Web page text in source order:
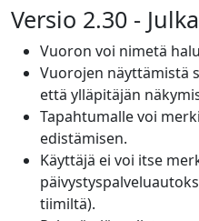
Versio 2.30 -
Vuoron voi nimetä
Vuorojen näyttämistä
että ylläpitäjän
Tapahtumalle voi
edistämisen.
Käyttäjä ei voi itse
tiimiltä).